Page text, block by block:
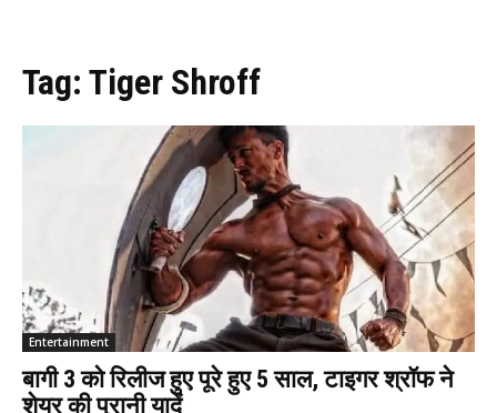
Tag: Tiger Shroff
Entertainment
बागी 3 को रिलीज हुए पूरे हुए 5 साल, टाइगर श्रॉफ ने
शेयर की पुरानी यादें